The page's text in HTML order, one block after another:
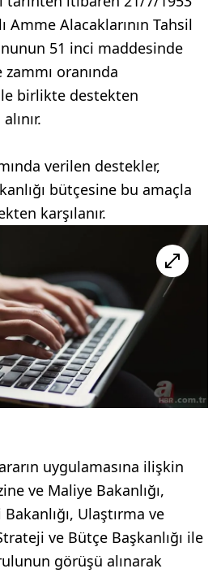
Amme Alacaklarının Tahsil
51 inci maddesinde
oranında
birlikte destekten
verilen destekler,
bütçesine bu amaçla
karşılanır.
uygulamasına ilişkin
ve Maliye Bakanlığı,
Ulaştırma ve
ve Bütçe Başkanlığı ile
görüşü alınarak